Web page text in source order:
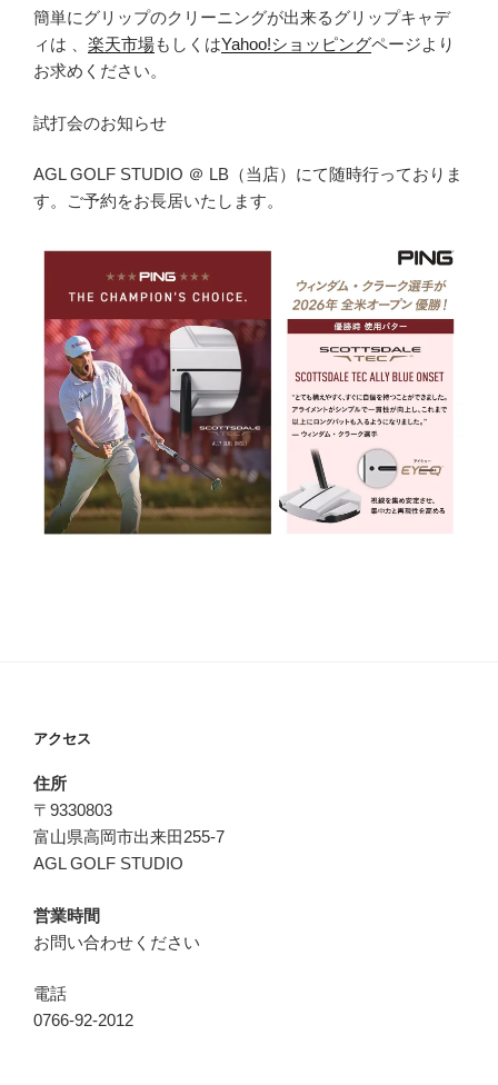
簡単にグリップのクリーニングが出来るグリップキャデ
ィは 、 楽天市場もしくはYahoo!ショッピングページより
お求めください。
試打会のお知らせ
AGL GOLF STUDIO ＠ LB（当店）にて随時行っておりま
す。ご予約をお長居いたします。
アクセス
住所
〒9330803
富山県高岡市出来田255-7
AGL GOLF STUDIO
営業時間
お問い合わせください
電話
0766-92-2012